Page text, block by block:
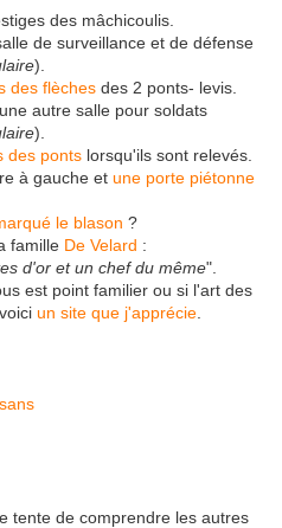
des mâchicoulis.
de surveillance et de défense
).
des flèches des 2 ponts- levis.
autre salle pour soldats
).
des ponts lorsqu'ils sont relevés.
à gauche et une porte piétonne
le blason ?
famille De Velard :
d'or et un chef du même".
est point familier ou si l'art des
un site que j'apprécie
tente de comprendre les autres